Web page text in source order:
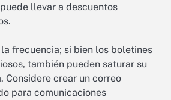
llevar a descuentos
frecuencia; si bien los boletines
también pueden saturar su
Considere crear un correo
para comunicaciones